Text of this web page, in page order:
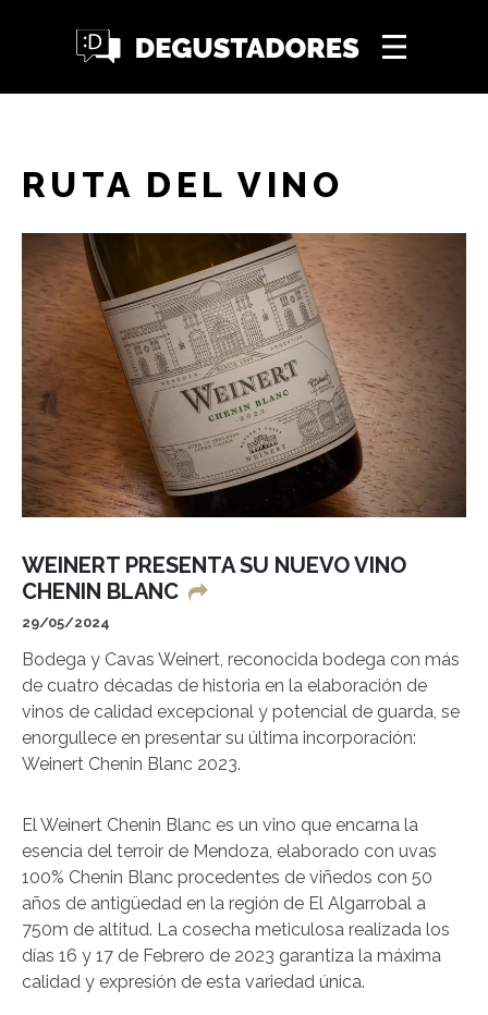
RUTA DEL VINO
WEINERT PRESENTA SU NUEVO VINO
CHENIN BLANC
29/05/2024
Bodega y Cavas Weinert, reconocida bodega con más
de cuatro décadas de historia en la elaboración de
vinos de calidad excepcional y potencial de guarda, se
enorgullece en presentar su última incorporación:
Weinert Chenin Blanc 2023.
El Weinert Chenin Blanc es un vino que encarna la
esencia del terroir de Mendoza, elaborado con uvas
100% Chenin Blanc procedentes de viñedos con 50
años de antigüedad en la región de El Algarrobal a
750m de altitud. La cosecha meticulosa realizada los
días 16 y 17 de Febrero de 2023 garantiza la máxima
calidad y expresión de esta variedad única.